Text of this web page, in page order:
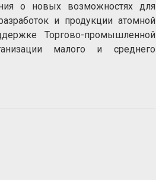
о новых возможностях для
и продукции атомной
Торгово-промышленной
малого и среднего